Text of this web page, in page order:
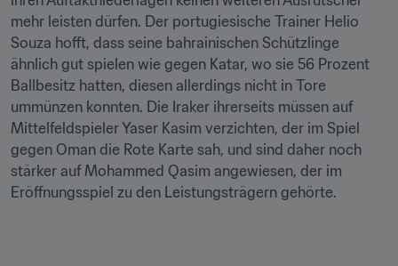
mehr leisten dürfen. Der portugiesische Trainer Helio
Souza hofft, dass seine bahrainischen Schützlinge
ähnlich gut spielen wie gegen Katar, wo sie 56 Prozent
Ballbesitz hatten, diesen allerdings nicht in Tore
ummünzen konnten. Die Iraker ihrerseits müssen auf
Mittelfeldspieler Yaser Kasim verzichten, der im Spiel
gegen Oman die Rote Karte sah, und sind daher noch
stärker auf Mohammed Qasim angewiesen, der im
Eröffnungsspiel zu den Leistungsträgern gehörte.